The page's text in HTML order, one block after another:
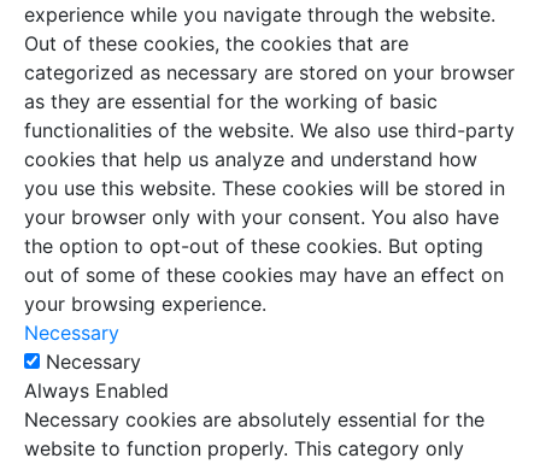
experience while you navigate through the website.
Out of these cookies, the cookies that are
categorized as necessary are stored on your browser
as they are essential for the working of basic
functionalities of the website. We also use third-party
cookies that help us analyze and understand how
you use this website. These cookies will be stored in
your browser only with your consent. You also have
the option to opt-out of these cookies. But opting
out of some of these cookies may have an effect on
your browsing experience.
Necessary
Necessary
Always Enabled
Necessary cookies are absolutely essential for the
website to function properly. This category only